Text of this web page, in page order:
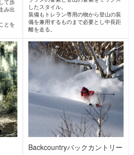
アルパインクライミング
ロングトレイル,ウルトラライトハ
イキング